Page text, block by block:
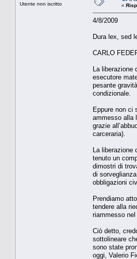
Utente non iscritto «
4/8/2009
Dura lex, sed
CARLO
La liberazione
esecutore
pesante
condizionale.
Eppure non ci
ammesso alla
grazie
carceraria).
La liberazione
tenuto un
dimostri di
di
obbligazioni
Prendiamo
tendere alla
riammesso
Ciò detto,
sottolineare
sono state
oggi, Valerio